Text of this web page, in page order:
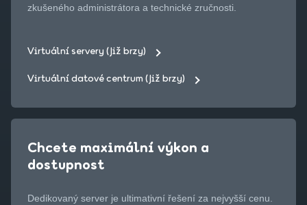
zkušeného administrátora a technické zručnosti.
Virtuální servery (Již brzy)
Virtuální datové centrum (Již brzy)
Chcete maximální výkon a
dostupnost
Dedikovaný server je ultimativní řešení za nejvyšší cenu.